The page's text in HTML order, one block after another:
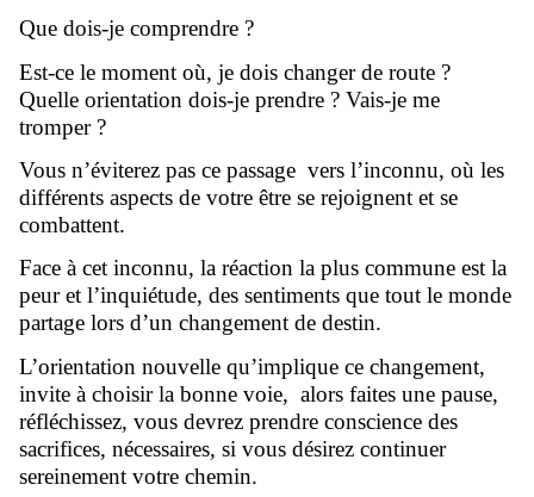
Que dois-je comprendre ?
Est-ce le moment où, je dois changer de route ?
Quelle orientation dois-je prendre ? Vais-je me
tromper ?
Vous n’éviterez pas ce passage vers l’inconnu, où les
différents aspects de votre être se rejoignent et se
combattent.
Face à cet inconnu, la réaction la plus commune est la
peur et l’inquiétude, des sentiments que tout le monde
partage lors d’un changement de destin.
L’orientation nouvelle qu’implique ce changement,
invite à choisir la bonne voie, alors faites une pause,
réfléchissez, vous devrez prendre conscience des
sacrifices, nécessaires, si vous désirez continuer
sereinement votre chemin.